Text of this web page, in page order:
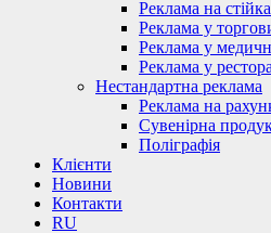
Реклама на
Реклама у
Реклама у
Реклама у
Нестандартна реклама
Реклама на
Сувенірна
Поліграфія
Клієнти
Новини
Контакти
RU